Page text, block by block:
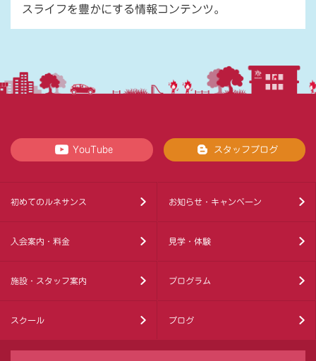
スライフを豊かにする情報コンテンツ。
YouTube スタッフブログ
初めてのルネサンス お知らせ・キャンペーン
入会案内・料金 見学・体験
施設・スタッフ案内 プログラム
スクール ブログ